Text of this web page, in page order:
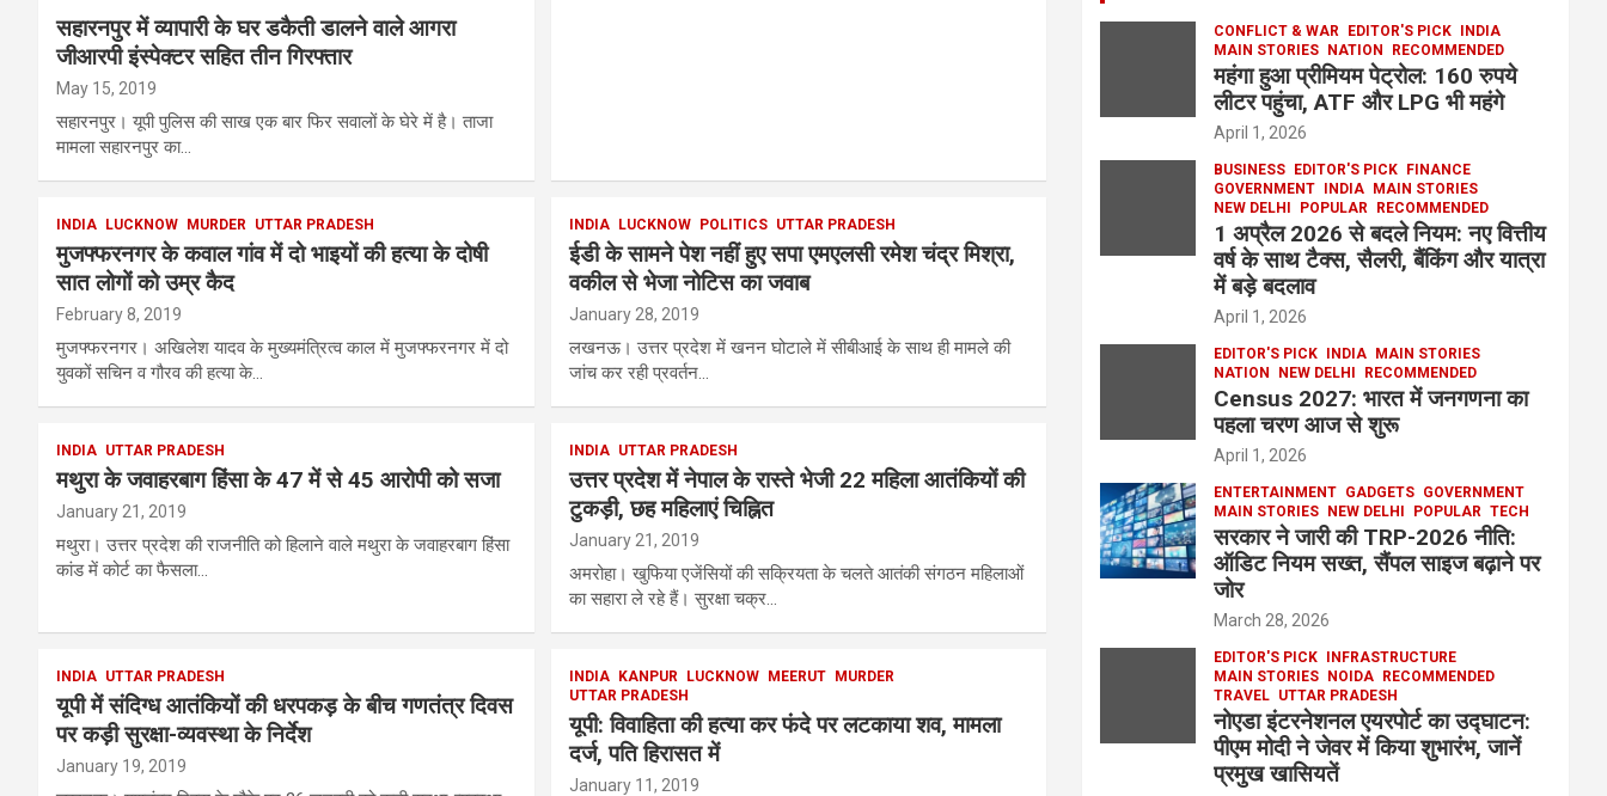
सहारनपुर में व्यापारी के घर डकैती डालने वाले आगरा
जीआरपी इंस्पेक्टर सहित तीन गिरफ्तार
May 15, 2019
सहारनपुर। यूपी पुलिस की साख एक बार फिर सवालों के घेरे में है। ताजा
मामला सहारनपुर का…
INDIA LUCKNOW MURDER UTTAR PRADESH
मुजफ्फरनगर के कवाल गांव में दो भाइयों की हत्या के दोषी
सात लोगों को उम्र कैद
February 8, 2019
मुजफ्फरनगर। अखिलेश यादव के मुख्यमंत्रित्व काल में मुजफ्फरनगर में दो
युवकों सचिन व गौरव की हत्या के…
INDIA LUCKNOW POLITICS UTTAR PRADESH
ईडी के सामने पेश नहीं हुए सपा एमएलसी रमेश चंद्र मिश्रा,
वकील से भेजा नोटिस का जवाब
January 28, 2019
लखनऊ। उत्तर प्रदेश में खनन घोटाले में सीबीआई के साथ ही मामले की
जांच कर रही प्रवर्तन…
INDIA UTTAR PRADESH
मथुरा के जवाहरबाग हिंसा के 47 में से 45 आरोपी को सजा
January 21, 2019
मथुरा। उत्तर प्रदेश की राजनीति को हिलाने वाले मथुरा के जवाहरबाग हिंसा
कांड में कोर्ट का फैसला…
INDIA UTTAR PRADESH
उत्तर प्रदेश में नेपाल के रास्ते भेजी 22 महिला आतंकियों की
टुकड़ी, छह महिलाएं चिह्नित
January 21, 2019
अमरोहा। खुफिया एजेंसियों की सक्रियता के चलते आतंकी संगठन महिलाओं
का सहारा ले रहे हैं। सुरक्षा चक्र…
INDIA UTTAR PRADESH
यूपी में संदिग्ध आतंकियों की धरपकड़ के बीच गणतंत्र दिवस
पर कड़ी सुरक्षा-व्यवस्था के निर्देश
January 19, 2019
INDIA KANPUR LUCKNOW MEERUT
MURDER
UTTAR PRADESH
यूपी: विवाहिता की हत्या कर फंदे पर लटकाया शव, मामला
दर्ज, पति हिरासत में
January 11, 2019
CONFLICT & WAR EDITOR'S PICK INDIA
MAIN STORIES NATION RECOMMENDED
महंगा हुआ प्रीमियम पेट्रोल: 160 रुपये
लीटर पहुंचा, ATF और LPG भी महंगे
April 1, 2026
BUSINESS EDITOR'S PICK FINANCE
GOVERNMENT INDIA MAIN STORIES
NEW DELHI
POPULAR RECOMMENDED
1 अप्रैल 2026 से बदले नियम: नए वित्तीय
वर्ष के साथ टैक्स, सैलरी, बैंकिंग और यात्रा
में बड़े बदलाव
April 1, 2026
EDITOR'S PICK INDIA MAIN STORIES
NATION
NEW DELHI RECOMMENDED
Census 2027: भारत में जनगणना का
पहला चरण आज से शुरू
April 1, 2026
ENTERTAINMENT GADGETS GOVERNMENT
MAIN STORIES NEW DELHI POPULAR TECH
सरकार ने जारी की TRP-2026 नीति:
ऑडिट नियम सख्त, सैंपल साइज बढ़ाने पर
जोर
March 28, 2026
EDITOR'S PICK INFRASTRUCTURE
MAIN STORIES NOIDA RECOMMENDED
TRAVEL UTTAR PRADESH
नोएडा इंटरनेशनल एयरपोर्ट का उद्घाटन:
पीएम मोदी ने जेवर में किया शुभारंभ, जानें
प्रमुख खासियतें